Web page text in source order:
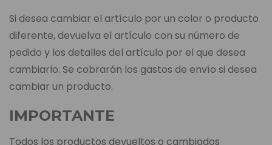
Si desea cambiar el artículo por un color o producto
diferente, devuelva el artículo con su número de
pedido y los detalles del artículo por el que desea
cambiarlo. Se cobrarán los gastos de envío si desea
cambiar un producto.
IMPORTANTE
Todos los productos devueltos o cambiados